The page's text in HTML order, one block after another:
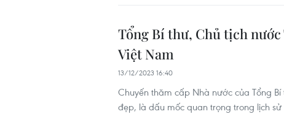
Tổng Bí thư, Chủ tịch
Việt Nam
13/12/2023 16:40
Chuyến thăm cấp Nhà nước của Tổng
đẹp, là dấu mốc quan trọng trong lịch